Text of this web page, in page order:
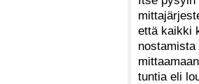
että kaikki
tuntia eli